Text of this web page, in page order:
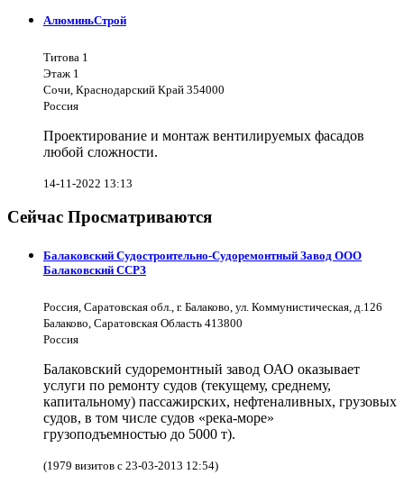
АлюминьСтрой
Титова 1
Этаж 1
Сочи, Краснодарский Край 354000
Россия
Проектирование и монтаж вентилируемых фасадов
любой сложности.
14-11-2022 13:13
Сейчас Просматриваются
Балаковский Судостроительно-Судоремонтный Завод ООО
Балаковский ССРЗ
Россия, Саратовская обл., г. Балаково, ул. Коммунистическая, д.126
Балаково, Саратовская Область 413800
Россия
Балаковский судоремонтный завод ОАО оказывает
услуги по ремонту судов (текущему, среднему,
капитальному) пассажирских, нефтеналивных, грузовых
судов, в том числе судов «река-море»
грузоподъемностью до 5000 т).
(1979 визитов с 23-03-2013 12:54)